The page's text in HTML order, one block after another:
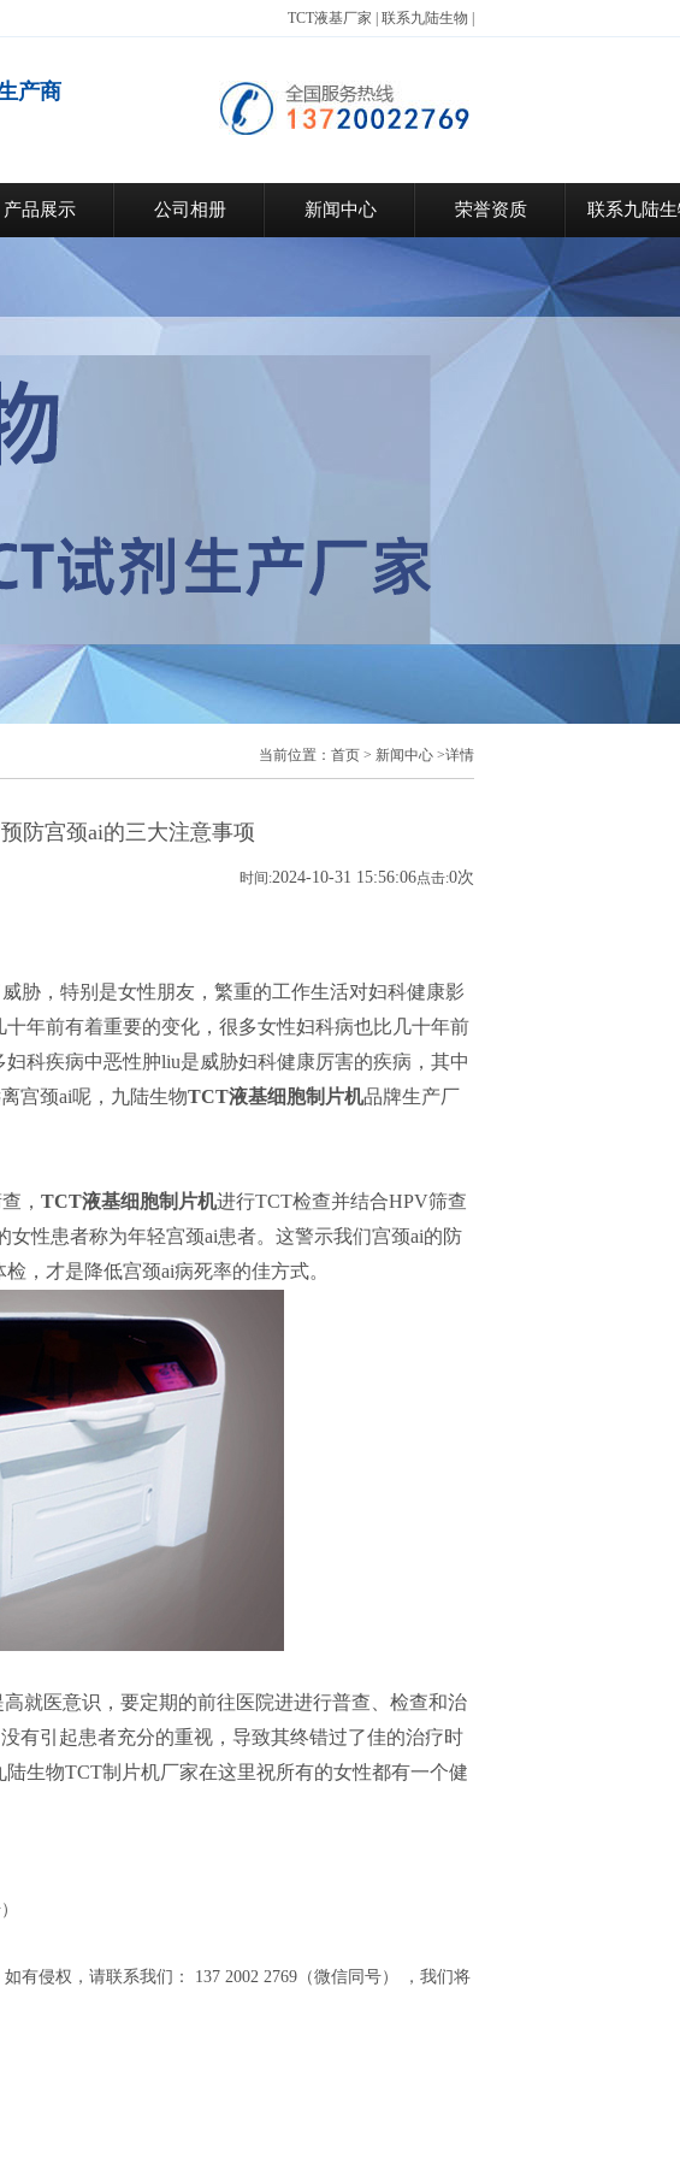
TCT液基厂家 联系九陆生物
产商
产品展示 公司相册 新闻中心 荣誉资质 联系九陆
当前位置： 首页 > 新闻中心 >详情
防宫颈ai的三大注意事项
时间:2024-10-31 15:56:06点击:0次
胁，特别是女性朋友，繁重的工作生活对妇科健康影
年前有着重要的变化，很多女性妇科病也比几十年前
科疾病中恶性肿liu是威胁妇科健康厉害的疾病，其中
宫颈ai呢，九陆生物TCT液基细胞制片机品牌生产厂
， TCT液基细胞制片机进行TCT检查并结合HPV筛查
性患者称为年轻宫颈ai患者。这警示我们宫颈ai的防
，才是降低宫颈ai病死率的佳方式。
就医意识，要定期的前往医院进进行普查、检查和治
有引起患者充分的重视，导致其终错过了佳的治疗时
生物TCT制片机厂家在这里祝所有的女性都有一个健
有侵权，请联系我们： 137 2002 2769（微信同号） ，我们将